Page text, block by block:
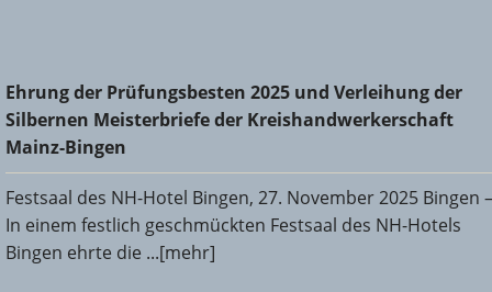
Ehrung der Prüfungsbesten 2025 und Verleihung der
Silbernen Meisterbriefe der Kreishandwerkerschaft Mainz-
Bingen
Ehrung der Prüfungsbesten 2025 und Verleihung der
Silbernen Meisterbriefe der Kreishandwerkerschaft
Mainz-Bingen
Festsaal des NH-Hotel Bingen, 27. November 2025 Bingen –
In einem festlich geschmückten Festsaal des NH-Hotels
Bingen ehrte die ...[mehr]